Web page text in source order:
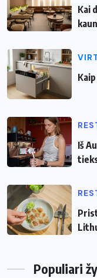
Kai
Iš
Populiari